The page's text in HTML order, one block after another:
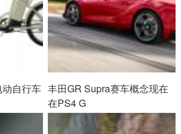
自行车 丰田GR Supra赛车概念现在
在PS4 G